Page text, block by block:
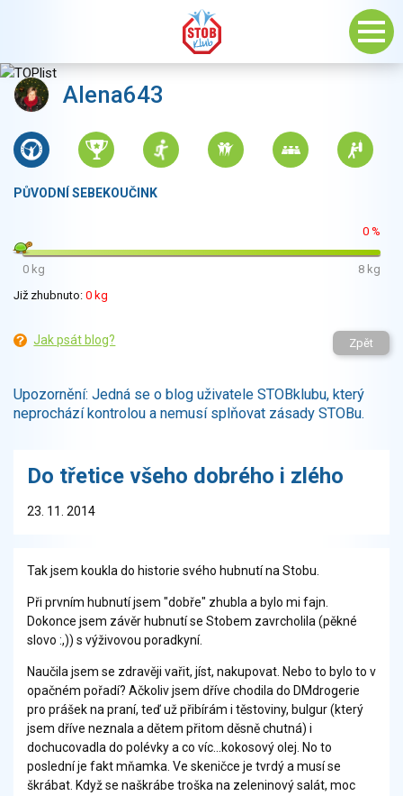
Alena643
PŮVODNÍ SEBEKOUČINK
0 %
0 kg
8 kg
Již zhubnuto: 0 kg
Jak psát blog? Zpět
Upozornění: Jedná se o blog uživatele STOBklubu, který
neprochází kontrolou a nemusí splňovat zásady STOBu.
Do třetice všeho dobrého i zlého
23. 11. 2014
Tak jsem koukla do historie svého hubnutí na Stobu.
Při prvním hubnutí jsem "dobře" zhubla a bylo mi fajn.
Dokonce jsem závěr hubnutí se Stobem zavrcholila (pěkné
slovo :,)) s výživovou poradkyní.
Naučila jsem se zdravěji vařit, jíst, nakupovat. Nebo to bylo to v
opačném pořadí? Ačkoliv jsem dříve chodila do DMdrogerie
pro prášek na praní, teď už přibírám i těstoviny, bulgur (který
jsem dříve neznala a dětem přitom děsně chutná) i
dochucovadla do polévky a co víc...kokosový olej. No to
poslední je fakt mňamka. Ve skeničce je tvrdý a musí se
škrábat. Když se naškrábe troška na zeleninový salát, moc